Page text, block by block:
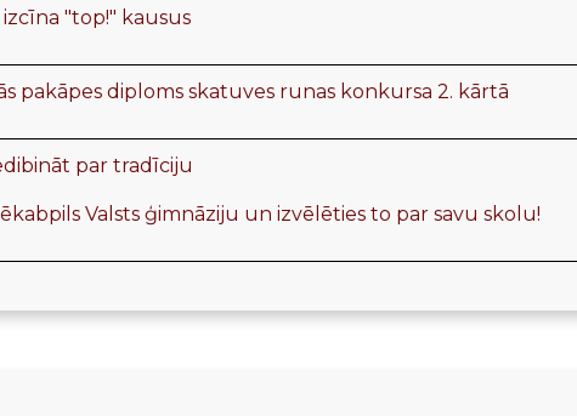
"top!" kausus
pakāpes diploms skatuves runas konkursa 2. kārtā
par tradīciju
Valsts ģimnāziju un izvēlēties to par savu skolu!